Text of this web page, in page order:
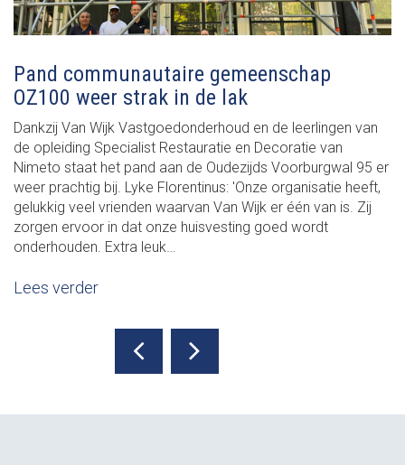
Pand communautaire gemeenschap
OZ100 weer strak in de lak
Dankzij Van Wijk Vastgoedonderhoud en de leerlingen van
de opleiding Specialist Restauratie en Decoratie van
Nimeto staat het pand aan de Oudezijds Voorburgwal 95 er
weer prachtig bij. Lyke Florentinus: 'Onze organisatie heeft,
gelukkig veel vrienden waarvan Van Wijk er één van is. Zij
zorgen ervoor in dat onze huisvesting goed wordt
onderhouden. Extra leuk…
Lees verder